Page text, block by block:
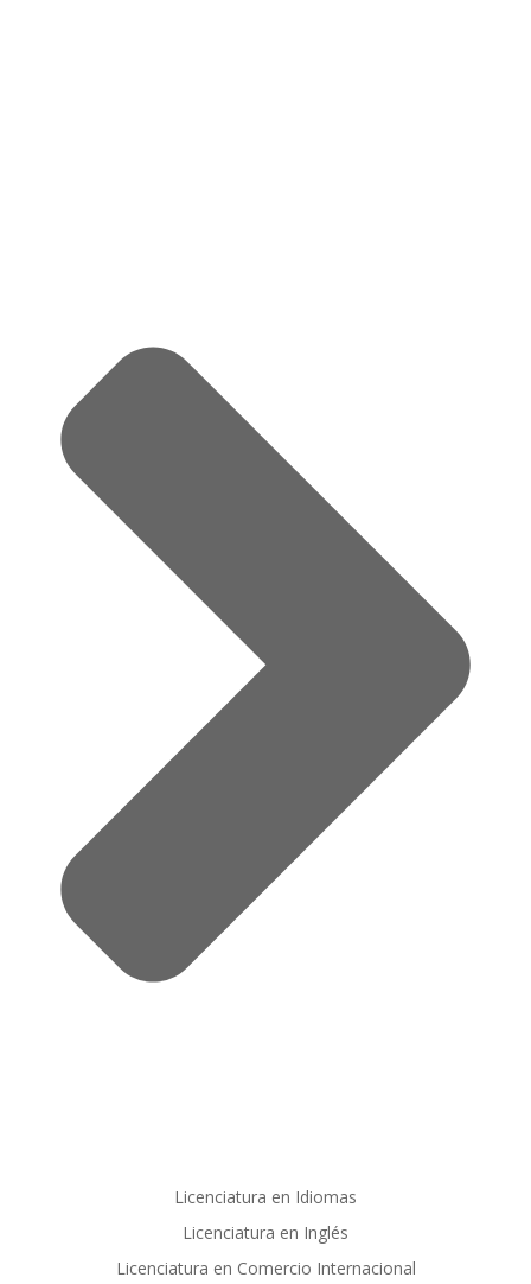
Licenciatura en Idiomas
Licenciatura en Inglés
Licenciatura en Comercio Internacional